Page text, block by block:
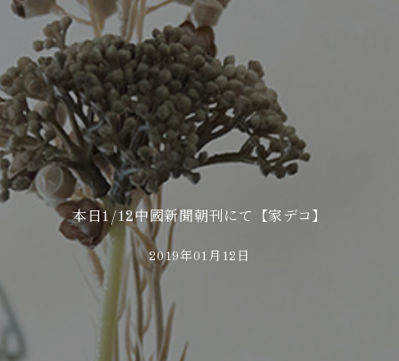
本日1/12中國新聞朝刊にて【家デコ】
2019年01月12日